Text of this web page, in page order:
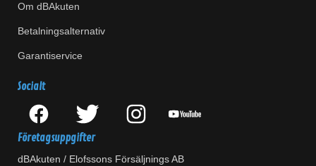
Om dBAkuten
Betalningsalternativ
Garantiservice
Socialt
Företagsuppgifter
dBAkuten / Elofssons Försäljnings AB